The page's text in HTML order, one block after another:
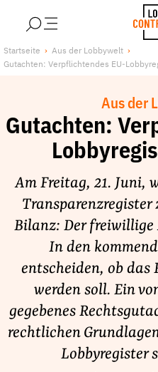
Über uns
Finanzierung
Publikationen und Material
Lobbykritische Stadtführungen
Unsere Schwerpunkte
Lobbykontrolle und Regeln
Macht der Digitalkonzerne
Spenden & Fördern
Fördermitglied werden
Jetzt Spenden
Startseite
Aus der Lobbywelt
Gutachten: Verpflichtendes EU-
Aus der
Gutachten:
Am Freitag, 21. Juni,
Transparenzregister
Bilanz: Der
In den
entscheiden, ob das
werden soll. Ein
gegebenes
rechtlichen
Lobbyregister